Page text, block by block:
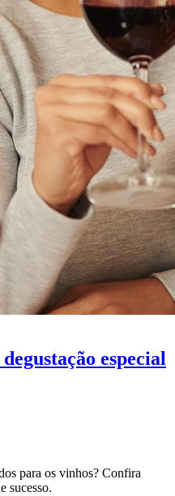
especial
para os vinhos? Confira
sucesso.